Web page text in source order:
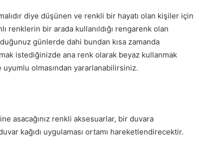
diye düşünen ve renkli bir hayatı olan kişiler için
renklerin bir arada kullanıldığı rengarenk olan
günlerde dahi bundan kısa zamanda
istediğinizde ana renk olarak beyaz kullanmak
uyumlu olmasından yararlanabilirsiniz.
asacağınız renkli aksesuarlar, bir duvara
kağıdı uygulaması ortamı hareketlendirecektir.